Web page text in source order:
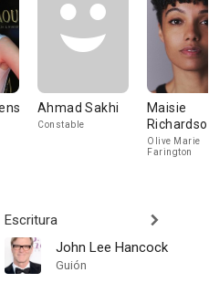
Ahmad Sakhi
Constable
Maisie
Sellers
Olive Marie
Farington
Escritura
John Lee Hancock
Guión